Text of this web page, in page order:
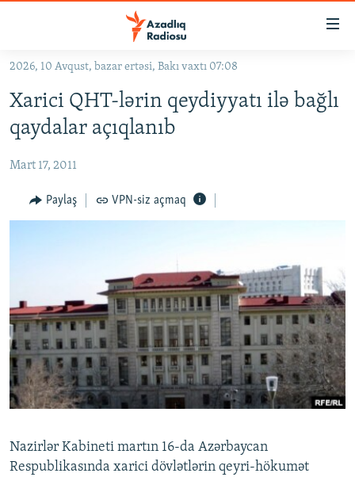
Əsas
qayıt
Əsas
naviqasiyaya
qayıt
KORRUPSIOMETR
#ƏSLINDƏ
FƏRQƏ BAX
VIDEO
FOTOQALEREYA
İNFOQRAFIKA
KARIKATURA
RADIO ARXIV
OXU ZALI
AZƏRBAYCAN ƏDƏBIYYATI KITABXANASI
İSLAM VƏ DEMOKRATIYA
HAQQIMIZDA
MISSIYAMIZ
PEŞƏ ETIKASI VƏ JURNALISTIKA STANDARTLARIMIZ
BIZI IZLƏ
RFE/RL-in bütün saytları
2026, 10 Avqust, bazar ertəsi, Bakı vaxtı 07:08
Xarici QHT-lərin qeydiyyatı ilə bağlı
qaydalar açıqlanıb
Mart 17, 2011
Paylaş VPN-siz açmaq
Nazirlər Kabineti martın 16-da Azərbaycan
Respublikasında xarici dövlətlərin qeyri-hökumət